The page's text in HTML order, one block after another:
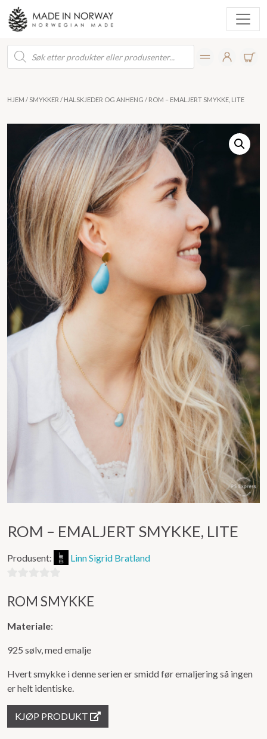
Products
search
HJEM / SMYKKER / HALSKJEDER OG ANHENG / ROM – EMALJERT SMYKKE, LITE
ROM – EMALJERT SMYKKE, LITE
Produsent: Linn Sigrid Bratland
ut
5
ROM SMYKKE
Materiale:
925 sølv, med emalje
Hvert smykke i denne serien er smidd før emaljering så ingen
er helt identiske.
KJØP PRODUKT